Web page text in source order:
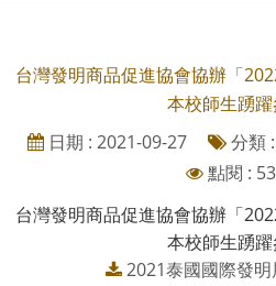
台灣發明商品促進協會協辦「
本校師生踴躍
日期 : 2021-09-27
分類 :
點閱 :
台灣發明商品促進協會協辦「
本校師生踴躍
2021泰國國際發